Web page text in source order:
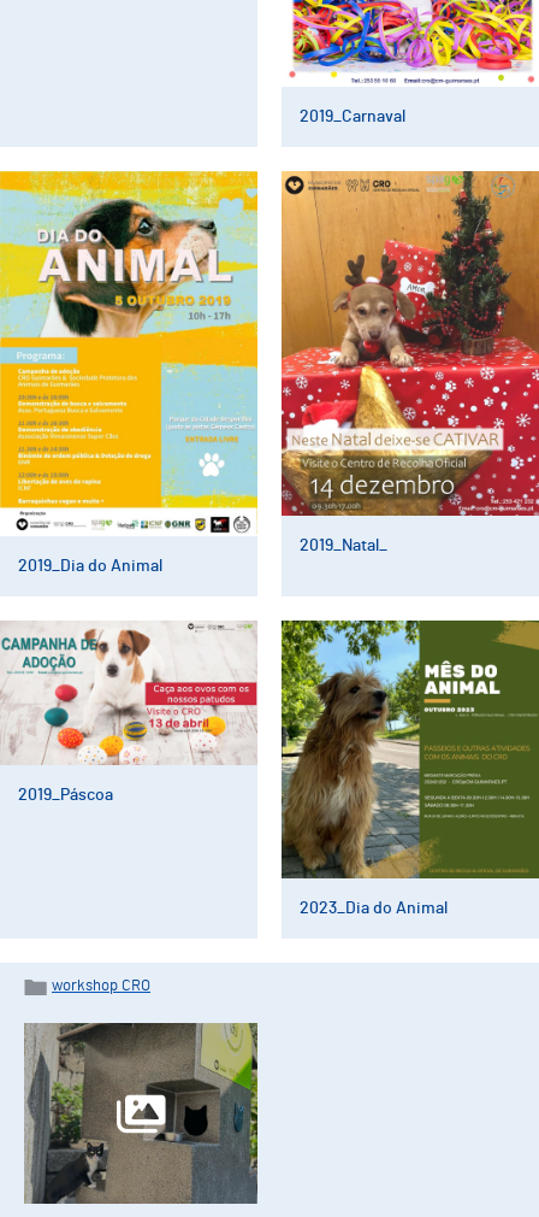
2019_Carnaval
2019_Dia do Animal
2019_Natal_
2019_Páscoa
2023_Dia do Animal
workshop CRO